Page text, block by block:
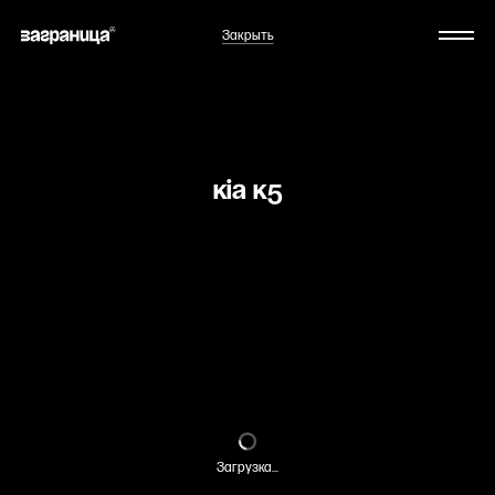
Закрыть
Загрузка...
KIA K5